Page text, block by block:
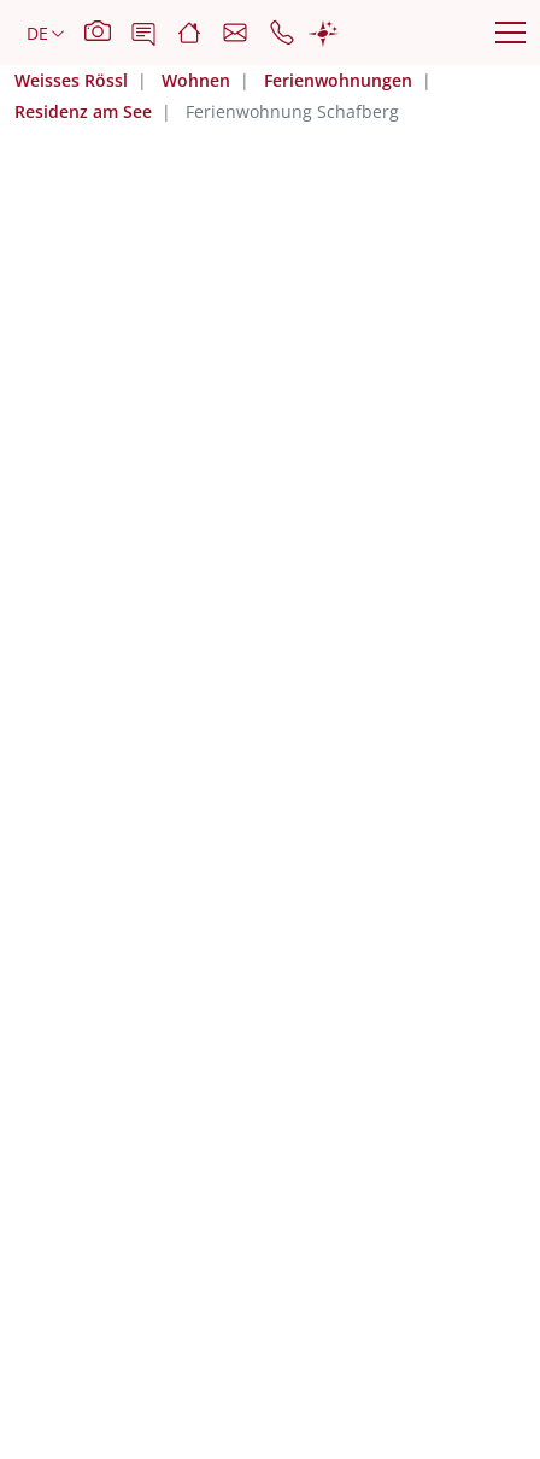
Weisses Rössl Wohnen
Ferienwohnungen
Residenz am See
Ferienwohnung Schafberg